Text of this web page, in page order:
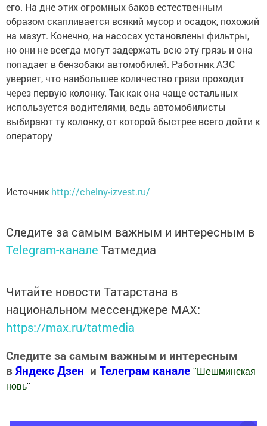
его. На дне этих огромных баков естественным
образом скапливается всякий мусор и осадок, похожий
на мазут. Конечно, на насосах установлены фильтры,
но они не всегда могут задержать всю эту грязь и она
попадает в бензобаки автомобилей. Работник АЗС
уверяет, что наибольшее количество грязи проходит
через первую колонку. Так как она чаще остальных
используется водителями, ведь автомобилисты
выбирают ту колонку, от которой быстрее всего дойти к
оператору
Источникhttp://chelny-izvest.ru/
Следите за самым важным и интересным в
Telegram-канале Татмедиа
Читайте новости Татарстана в
национальном мессенджере MАХ:
https://max.ru/tatmedia
Следите за самым важным и интересным
в Яндекс Дзен и Телеграм канале "Шешминская
новь"